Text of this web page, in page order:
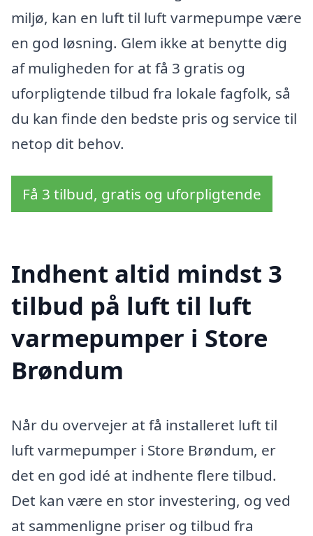
miljø, kan en luft til luft varmepumpe være
en god løsning. Glem ikke at benytte dig
af muligheden for at få 3 gratis og
uforpligtende tilbud fra lokale fagfolk, så
du kan finde den bedste pris og service til
netop dit behov.
Få 3 tilbud, gratis og uforpligtende
Indhent altid mindst 3
tilbud på luft til luft
varmepumper i Store
Brøndum
Når du overvejer at få installeret luft til
luft varmepumper i Store Brøndum, er
det en god idé at indhente flere tilbud.
Det kan være en stor investering, og ved
at sammenligne priser og tilbud fra